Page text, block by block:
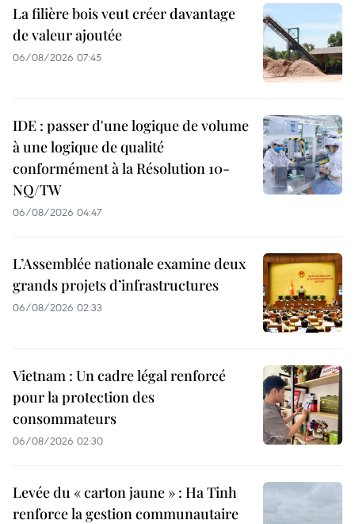
La filière bois veut créer davantage
de valeur ajoutée
06/08/2026 07:45
IDE : passer d'une logique de volume
à une logique de qualité
conformément à la Résolution 10-
NQ/TW
06/08/2026 04:47
L’Assemblée nationale examine deux
grands projets d’infrastructures
06/08/2026 02:33
Vietnam : Un cadre légal renforcé
pour la protection des
consommateurs
06/08/2026 02:30
Levée du « carton jaune » : Ha Tinh
renforce la gestion communautaire